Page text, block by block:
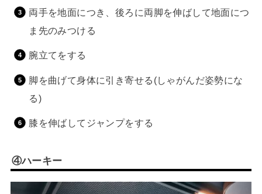
両手を地面につき、後ろに両脚を伸ばして地面につ
ま先のみつける
腕立てをする
脚を曲げて身体に引き寄せる(しゃがんだ姿勢にな
る)
膝を伸ばしてジャンプをする
④ハーキー